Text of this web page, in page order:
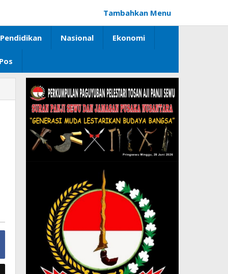
Tambahkan Menu
Pendidikan Nasional Ekonomi